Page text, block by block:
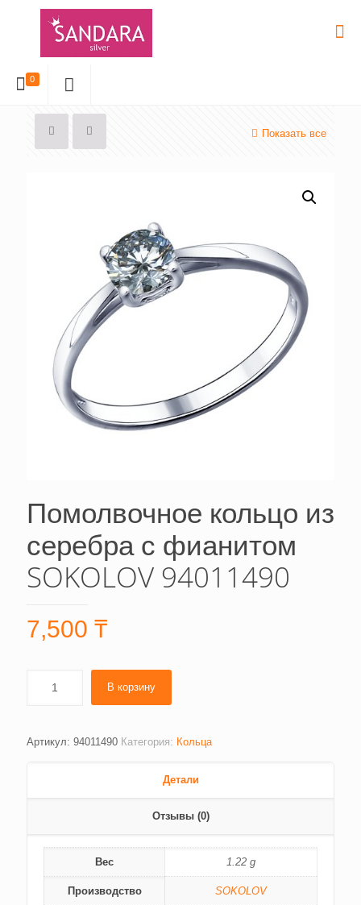
0
Показать все
Помолвочное кольцо из
серебра с фианитом
SOKOLOV 94011490
7,500 ₸
В корзину
Артикул: 94011490 Категория: Кольца
Детали
Отзывы (0)
Вес 1.22 g
Производство SOKOLOV